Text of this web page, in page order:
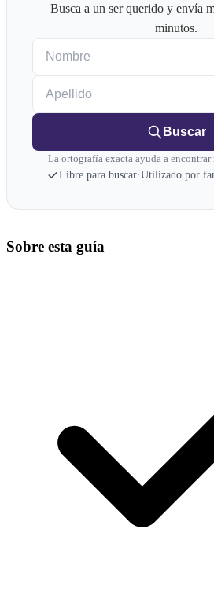
Busca a un ser querido y envía
minutos.
Buscar
La ortografía exacta ayuda a encontrar
Libre para buscar·Utilizado por
Sobre esta guía